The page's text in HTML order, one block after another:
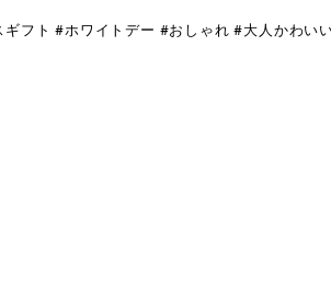
フト #ホワイトデー #おしゃれ #大人かわい